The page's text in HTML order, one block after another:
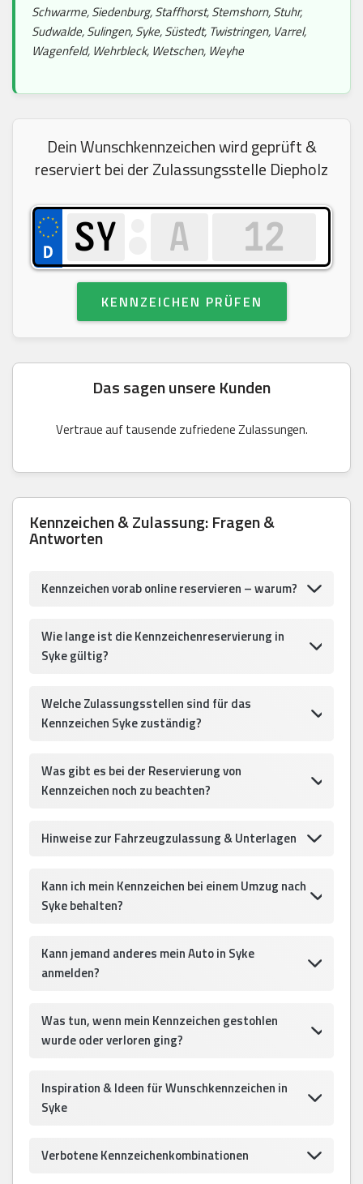
Schwarme, Siedenburg, Staffhorst, Stemshorn, Stuhr,
Sudwalde, Sulingen, Syke, Süstedt, Twistringen, Varrel,
Wagenfeld, Wehrbleck, Wetschen, Weyhe
Dein Wunschkennzeichen wird geprüft &
reserviert bei der Zulassungsstelle Diepholz
KENNZEICHEN PRÜFEN
Das sagen unsere Kunden
Vertraue auf tausende zufriedene Zulassungen.
Kennzeichen & Zulassung: Fragen &
Antworten
Kennzeichen vorab online reservieren – warum?
Wie lange ist die Kennzeichenreservierung in
Syke gültig?
Welche Zulassungsstellen sind für das
Kennzeichen Syke zuständig?
Was gibt es bei der Reservierung von
Kennzeichen noch zu beachten?
Hinweise zur Fahrzeugzulassung & Unterlagen
Kann ich mein Kennzeichen bei einem Umzug nach
Syke behalten?
Kann jemand anderes mein Auto in Syke
anmelden?
Was tun, wenn mein Kennzeichen gestohlen
wurde oder verloren ging?
Inspiration & Ideen für Wunschkennzeichen in
Syke
Verbotene Kennzeichenkombinationen